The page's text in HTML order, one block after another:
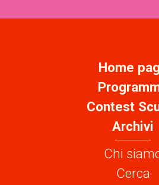
Home
Contest
Archivi
Chi
Cerca